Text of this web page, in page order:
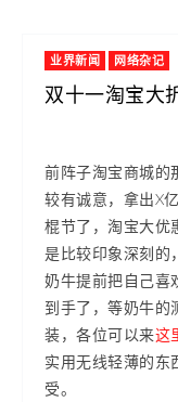
业界新闻 网络杂记
双十一淘宝大
前阵子淘宝商城的
较有诚意，拿出X
棍节了，淘宝大优
是比较印象深刻的
奶牛提前把自己喜
到手了，等奶牛的
装，各位可以来这
实用无线轻薄的东
受。